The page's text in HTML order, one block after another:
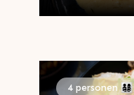
4 personen 👨‍👩‍👧‍👦